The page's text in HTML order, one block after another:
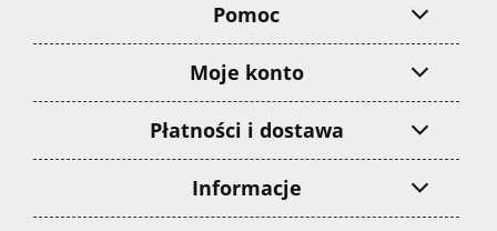
Pomoc
Moje konto
Płatności i dostawa
Informacje